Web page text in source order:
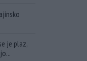
je plaz,